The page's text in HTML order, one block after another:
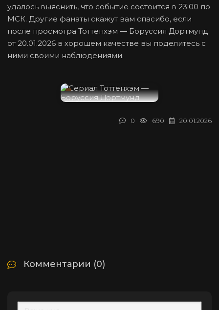
удалось выяснить, что событие состоится в 23:00 по
МСК. Другие фанаты скажут вам спасибо, если
после просмотра Тоттенхэм — Боруссия Дортмунд
от 20.01.2026 в хорошем качестве вы поделитесь с
ними своими наблюдениями.
20.01.2026
690
0
Комментарии (0)